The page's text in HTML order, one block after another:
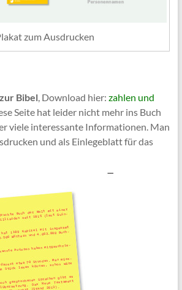
zum Ausdrucken
Bibel, Download hier: zahlen und
Seite hat leider nicht mehr ins Buch
viele interessante Informationen. Man
und als Einlegeblatt für das